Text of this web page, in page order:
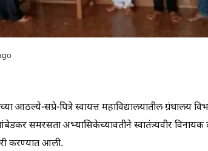
आठल्ये-सप्रे-पित्रे स्वायत्त महाविद्यालयातील ग्रंथालय
समरसता अभ्यासिकेच्यावतीने स्वातंत्र्यवीर विनायक
करण्यात आली.